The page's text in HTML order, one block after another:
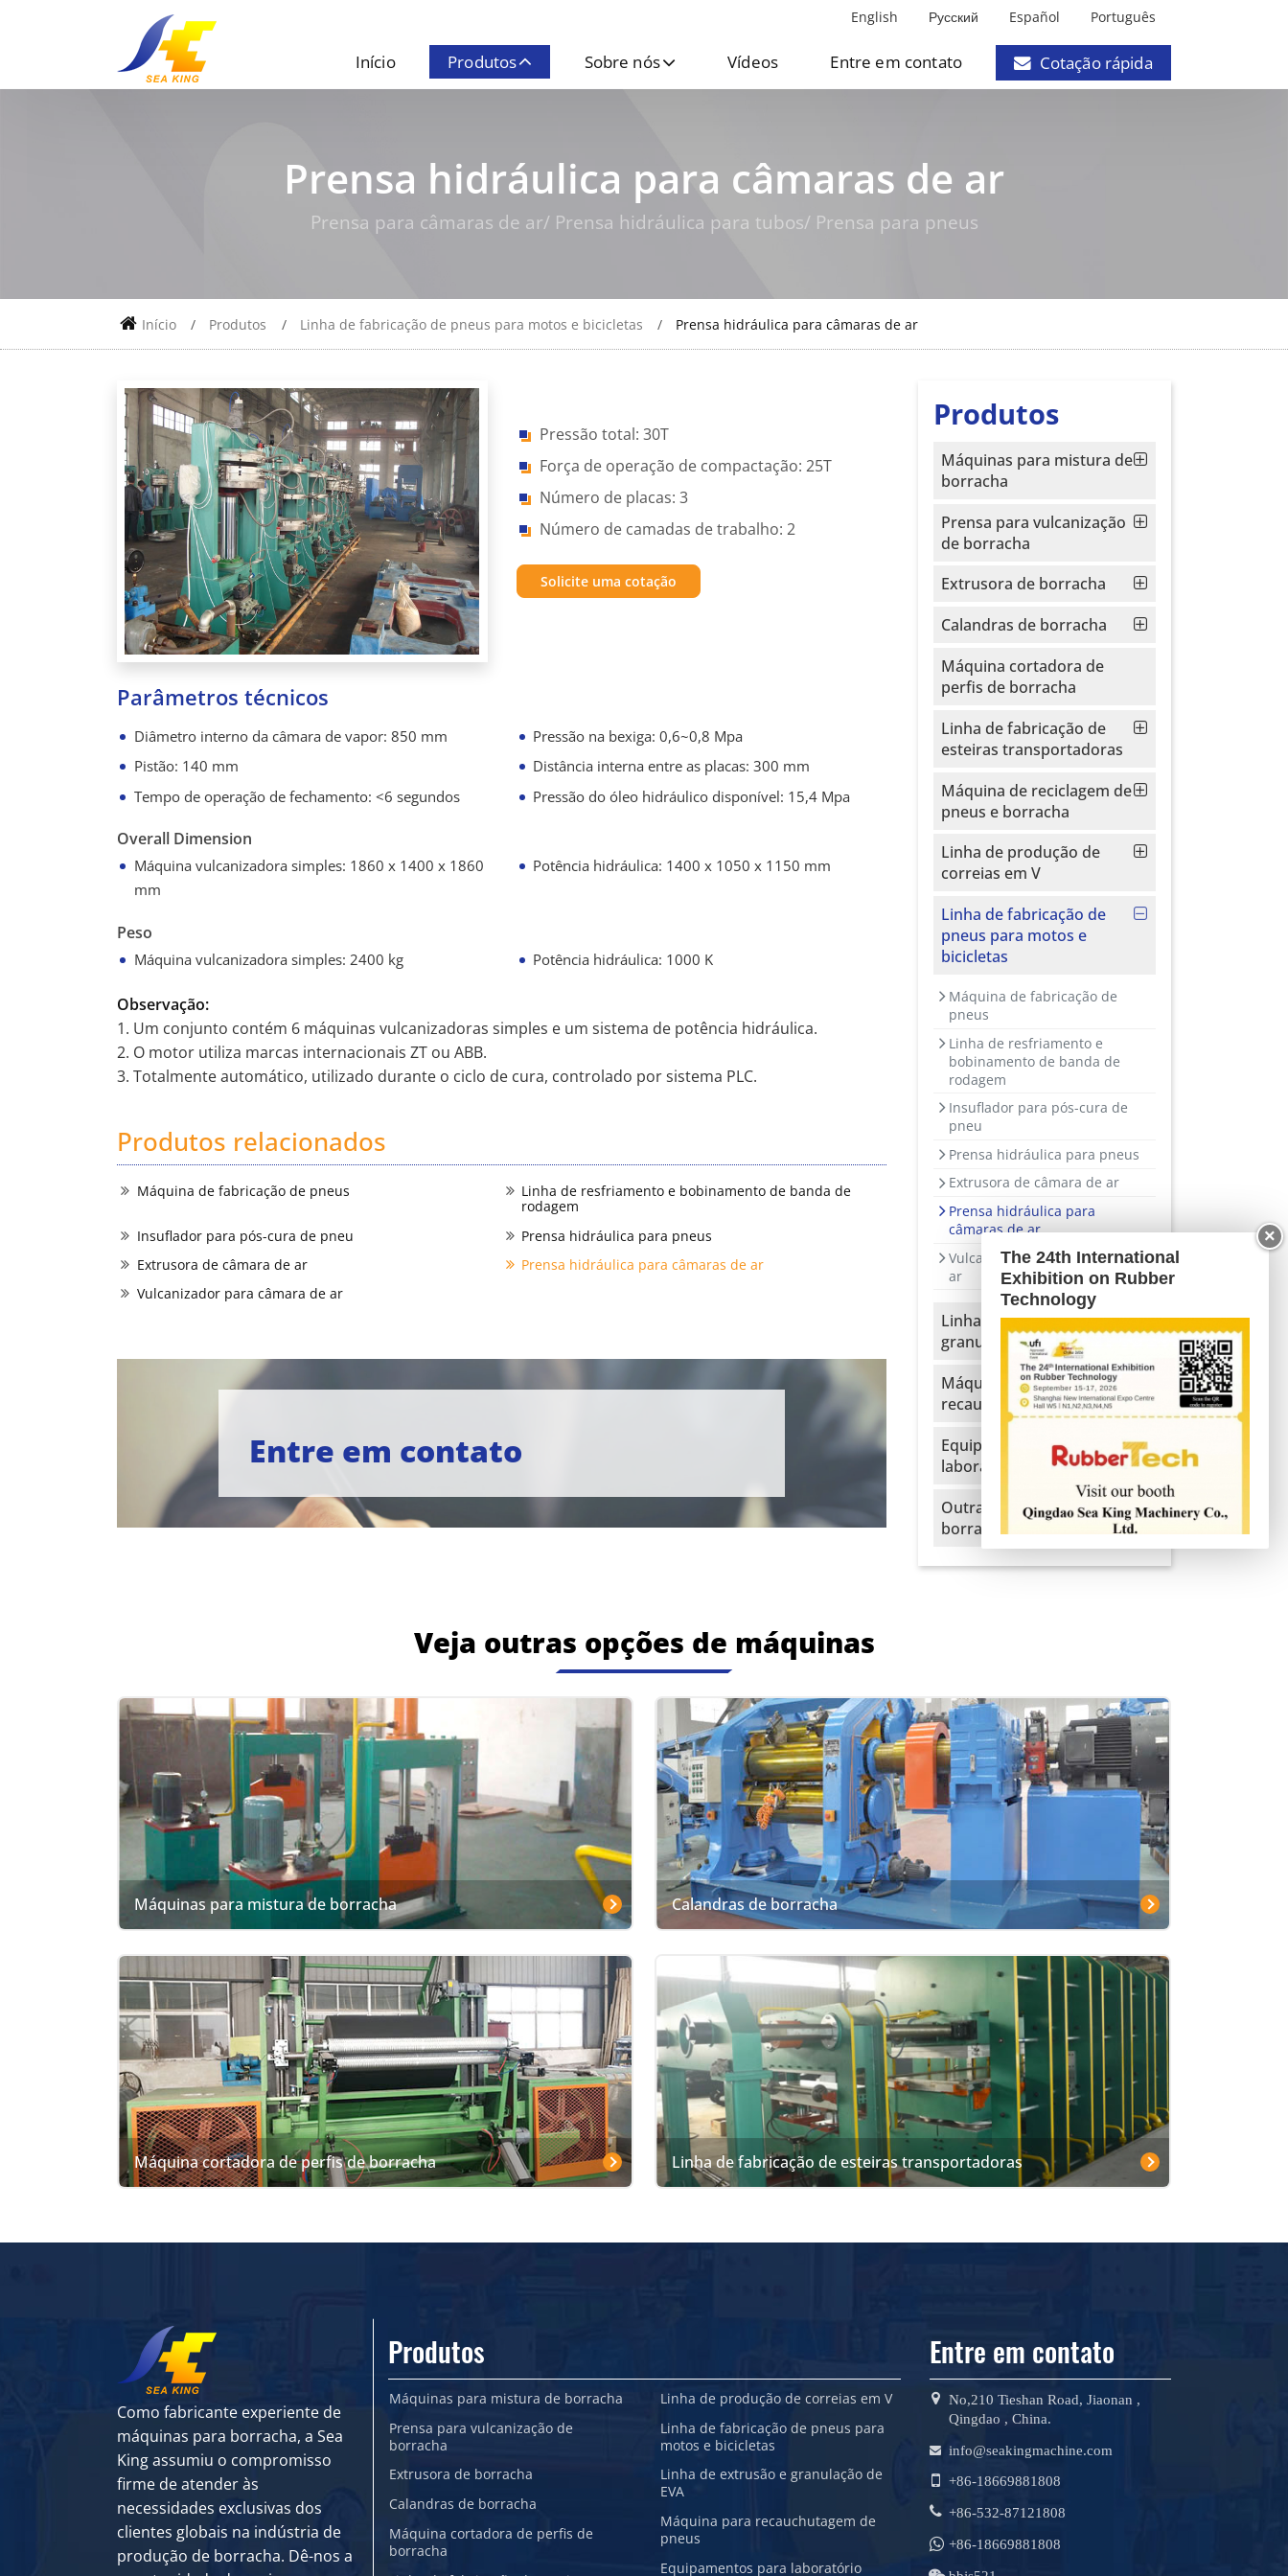
English Русский Español Português
Início Produtos Sobre nós Vídeos Entre em contato Cotação rápida
Prensa hidráulica para câmaras de ar
Prensa para câmaras de ar/ Prensa hidráulica para tubos/ Prensa para pneus
Início Produtos Linha de fabricação de pneus para motos e bicicletas Prensa hidráulica para câmaras de ar
Pressão total: 30T
Força de operação de compactação: 25T
Número de placas: 3
Número de camadas de trabalho: 2
Solicite uma cotação
Parâmetros técnicos
Diâmetro interno da câmara de vapor: 850 mm
Pistão: 140 mm
Tempo de operação de fechamento: <6 segundos
Pressão na bexiga: 0,6~0,8 Mpa
Distância interna entre as placas: 300 mm
Pressão do óleo hidráulico disponível: 15,4 Mpa
Overall Dimension
Máquina vulcanizadora simples: 1860 x 1400 x 1860
mm
Potência hidráulica: 1400 x 1050 x 1150 mm
Peso
Máquina vulcanizadora simples: 2400 kg Potência hidráulica: 1000 K
Observação:
1. Um conjunto contém 6 máquinas vulcanizadoras simples e um sistema de potência hidráulica.
2. O motor utiliza marcas internacionais ZT ou ABB.
3. Totalmente automático, utilizado durante o ciclo de cura, controlado por sistema PLC.
Produtos relacionados
Máquina de fabricação de pneus
Linha de resfriamento e bobinamento de banda de
rodagem
Insuflador para pós-cura de pneu
Prensa hidráulica para pneus
Extrusora de câmara de ar
Prensa hidráulica para câmaras de ar
Vulcanizador para câmara de ar
Entre em contato
Produtos
Máquinas para mistura de
borracha
Prensa para vulcanização
de borracha
Extrusora de borracha
Calandras de borracha
Máquina cortadora de
perfis de borracha
Linha de fabricação de
esteiras transportadoras
Máquina de reciclagem de
pneus e borracha
Linha de produção de
correias em V
Linha de fabricação de
pneus para motos e
bicicletas
Máquina de fabricação de
pneus
Linha de resfriamento e
bobinamento de banda de
rodagem
Insuflador para pós-cura de
pneu
Prensa hidráulica para pneus
Extrusora de câmara de ar
Prensa hidráulica para
câmaras de ar
Vulcanizador para câmara de
ar
Linha de extrusão e
granulação de EVA
Máquina para
recauchutagem de pneus
Equipamentos para
laboratório
Outras máquinas para
borracha
Veja outras opções de máquinas
Máquinas para mistura de borracha Calandras de borracha
Máquina cortadora de perfis de borracha Linha de fabricação de esteiras transportadoras
Como fabricante experiente de
máquinas para borracha, a Sea
King assumiu o compromisso
firme de atender às
necessidades exclusivas dos
clientes globais na indústria de
produção de borracha. Dê-nos a
Produtos
Máquinas para mistura de borracha
Prensa para vulcanização de
borracha
Extrusora de borracha
Calandras de borracha
Máquina cortadora de perfis de
borracha
Linha de produção de correias em V
Linha de fabricação de pneus para
motos e bicicletas
Linha de extrusão e granulação de
EVA
Máquina para recauchutagem de
pneus
Equipamentos para laboratório
Entre em contato
No,210 Tieshan Road, Jiaonan ,
Qingdao , China.
info@seakingmachine.com
+86-18669881808
+86-532-87121808
+86-18669881808
×
The 24th International
Exhibition on Rubber
Technology